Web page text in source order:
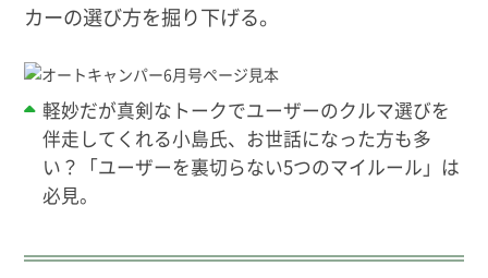
カーの選び方を掘り下げる。
軽妙だが真剣なトークでユーザーのクルマ選びを
伴走してくれる小島氏、お世話になった方も多
い？「ユーザーを裏切らない5つのマイルール」は
必見。